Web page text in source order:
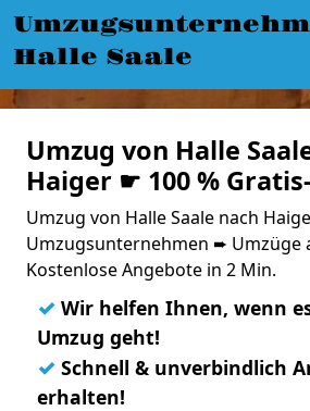
Halle Saale
Umzug von Halle
Haiger ☛ 100 %
Umzug von Halle Saale nach
Umzugsunternehmen ➨ Umzüge
Kostenlose Angebote in 2 Min.
✓ Wir helfen Ihnen, wenn
Umzug geht!
✓ Schnell & unverbindlich
erhalten!